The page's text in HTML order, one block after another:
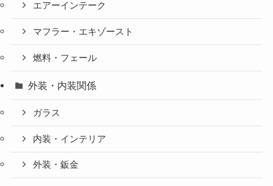
エアーインテーク
マフラー・エキゾースト
燃料・フェール
外装・内装関係
ガラス
内装・インテリア
外装・鈑金